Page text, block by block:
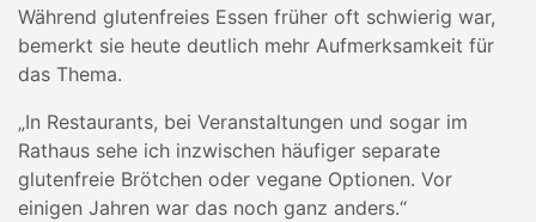
Während glutenfreies Essen früher oft schwierig war,
bemerkt sie heute deutlich mehr Aufmerksamkeit für
das Thema.
„In Restaurants, bei Veranstaltungen und sogar im
Rathaus sehe ich inzwischen häufiger separate
glutenfreie Brötchen oder vegane Optionen. Vor
einigen Jahren war das noch ganz anders.“